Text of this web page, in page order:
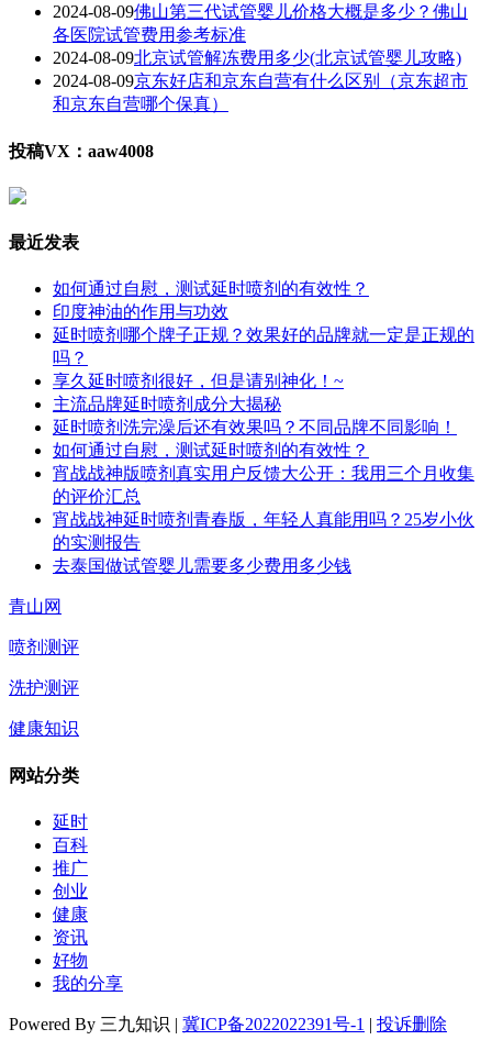
2024-08-09佛山第三代试管婴儿价格大概是多少？佛山
各医院试管费用参考标准
2024-08-09北京试管解冻费用多少(北京试管婴儿攻略)
2024-08-09京东好店和京东自营有什么区别（京东超市
和京东自营哪个保真）
投稿VX：aaw4008
最近发表
如何通过自慰，测试延时喷剂的有效性？
印度神油的作用与功效
延时喷剂哪个牌子正规？效果好的品牌就一定是正规的
吗？
享久延时喷剂很好，但是请别神化！~
主流品牌延时喷剂成分大揭秘
延时喷剂洗完澡后还有效果吗？不同品牌不同影响！
如何通过自慰，测试延时喷剂的有效性？
宵战战神版喷剂真实用户反馈大公开：我用三个月收集
的评价汇总
宵战战神延时喷剂青春版，年轻人真能用吗？25岁小伙
的实测报告
去泰国做试管婴儿需要多少费用多少钱
青山网
喷剂测评
洗护测评
健康知识
网站分类
延时
百科
推广
创业
健康
资讯
好物
我的分享
Powered By 三九知识 | 冀ICP备2022022391号-1 | 投诉删除